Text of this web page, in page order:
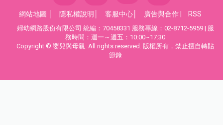
網站地圖 隱私權說明 客服中心 廣告與合作 RSS
婦幼網路股份有限公司 統編：70458331 服務專線：02-8712-5959 | 服
務時間：週一～週五：10:00~17:30
Copyright © 嬰兒與母親. All rights reserved. 版權所有，禁止擅自轉貼
節錄